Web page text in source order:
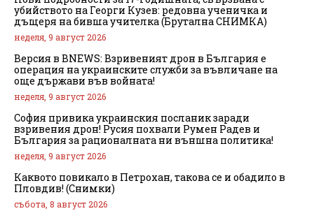
убийството на Георги Кузев: редовна ученичка и
дъщеря на бивша учителка (Брутална СНИМКА)
неделя, 9 август 2026
Версия в BNEWS: Взривеният дрон в България е
операция на украинските служби за въвличане на
още държави във войната!
неделя, 9 август 2026
София привика украинския посланик заради
взривения дрон! Русия похвали Румен Радев и
България за рационалната ни външна политика!
неделя, 9 август 2026
Каквото повикало в Петрохан, такова се и обадило в
Пловдив! (Снимки)
събота, 8 август 2026